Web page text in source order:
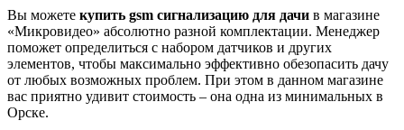
Вы можете купить gsm сигнализацию для дачи в магазине
«Микровидео» абсолютно разной комплектации. Менеджер
поможет определиться с набором датчиков и других
элементов, чтобы максимально эффективно обезопасить дачу
от любых возможных проблем. При этом в данном магазине
вас приятно удивит стоимость – она одна из минимальных в
Орске.